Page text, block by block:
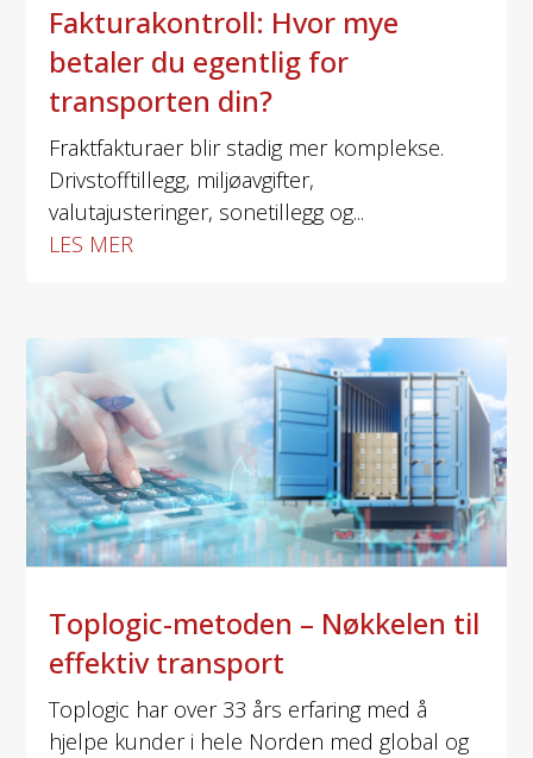
Fakturakontroll: Hvor mye
betaler du egentlig for
transporten din?
Fraktfakturaer blir stadig mer komplekse.
Drivstofftillegg, miljøavgifter,
valutajusteringer, sonetillegg og...
LES MER
Toplogic-metoden – Nøkkelen til
effektiv transport
Toplogic har over 33 års erfaring med å
hjelpe kunder i hele Norden med global og